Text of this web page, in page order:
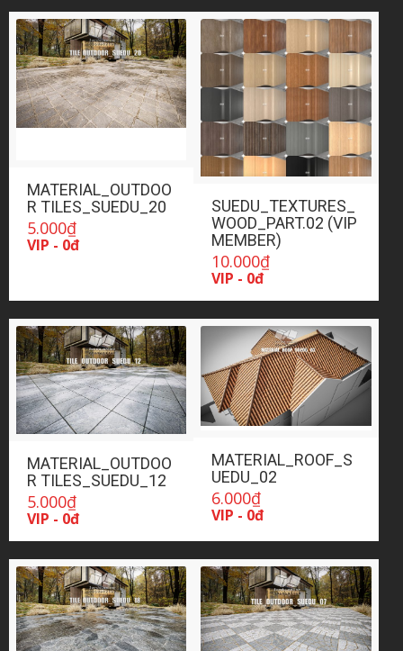
MATERIAL_OUTDOO
R TILES_SUEDU_20
5.000₫
VIP - 0đ
SUEDU_TEXTURES_
WOOD_PART.02 (VIP
MEMBER)
10.000₫
VIP - 0đ
MATERIAL_OUTDOO
R TILES_SUEDU_12
5.000₫
VIP - 0đ
MATERIAL_ROOF_S
UEDU_02
6.000₫
VIP - 0đ